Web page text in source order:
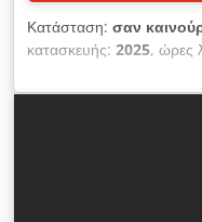
Κατάσταση: σαν
κατασκευής: 2025, ώρες
,
PYTHON-XL 1600, με
Ηλεκτρικός μειωτήρας